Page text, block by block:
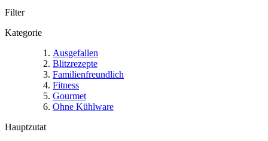
Filter
Kategorie
Ausgefallen
Blitzrezepte
Familienfreundlich
Fitness
Gourmet
Ohne Kühlware
Hauptzutat